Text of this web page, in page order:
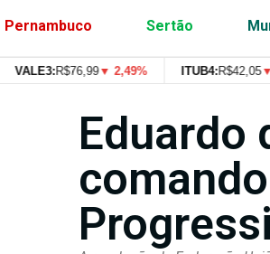
Pernambuco Sertão
VALE3:R$76,99▼ 2,49% ITUB4:R$42,05▼
Eduardo